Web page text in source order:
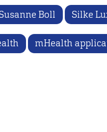
Boll Silke
mHealth